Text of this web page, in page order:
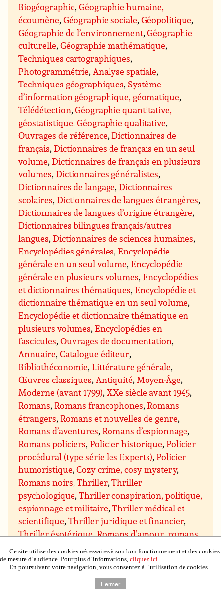
Biogéographie,Géographie humaine,
écoumène,Géographie sociale,Géopolitique,
Géographie de l’environnement,Géographie
culturelle,Géographie mathématique,
Techniques cartographiques,
Photogrammétrie, Analyse spatiale,
Techniques géographiques, Système
d’information géographique, géomatique,
Télédétection,Géographie quantitative,
géostatistique,Géographie qualitative,
Ouvrages de référence,Dictionnaires de
français,Dictionnaires de français en un seul
volume,Dictionnaires de français en plusieurs
volumes,Dictionnaires généralistes,
Dictionnaires de langage,Dictionnaires
scolaires,Dictionnaires de langues étrangères,
Dictionnaires de langues d’origine étrangère,
Dictionnaires bilingues français/autres
langues,Dictionnaires de sciences humaines,
Encyclopédies générales,Encyclopédie
générale en un seul volume,Encyclopédie
générale en plusieurs volumes,Encyclopédies
et dictionnaires thématiques,Encyclopédie et
dictionnaire thématique en un seul volume,
Encyclopédie et dictionnaire thématique en
plusieurs volumes,Encyclopédies en
fascicules,Ouvrages de documentation,
Annuaire,Catalogue éditeur,
Bibliothéconomie,Littérature générale,
Œuvres classiques, Antiquité, Moyen-Âge,
Moderne (avant 1799),XXe siècle avant 1945,
Romans,Romans francophones,Romans
étrangers,Romans et nouvelles de genre,
Romans d’aventures,Romans d’espionnage,
Romans policiers,Policier historique,Policier
procédural (type série les Experts),Policier
humoristique,Cozy crime, cosy mystery,
Romans noirs,Thriller,Thriller
psychologique,Thriller conspiration, politique,
espionnage et militaire,Thriller médical et
scientifique,Thriller juridique et financier,
Thriller ésotérique,Romans d’amour, romans
sentimentaux
Sentimental contemporain
Sentimental suspens,Sentimental historique
Sentimental paranormal, bit-lit,Comédie
Chick lit,Science-fiction
Ce site utilise des cookies nécessaires à son bon fonctionnement et des cookies
de mesure d’audience. Pour plus d’informations, cliquez ici.
En poursuivant votre navigation, vous consentez à l’utilisation de cookies.
Fermer